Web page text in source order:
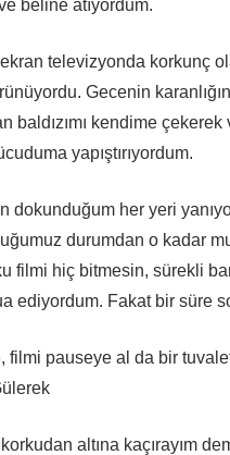
ve beline atıyordum.
televizyonda korkunç
Gecenin
baldızımı kendime çekerek
yapıştırıyordum.
dokunduğum her yeri
durumdan o kadar
filmi hiç bitmesin, sürekli
ediyordum. Fakat bir süre
filmi pauseye al da bir
korkudan altına kaçırayım